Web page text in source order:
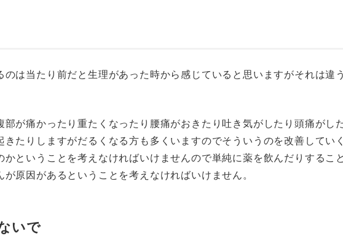
は当たり前だと生理があった時から感じていると思いますがそれは違う
が痛かったり重たくなったり腰痛がおきたり吐き気がしたり頭痛がし
きたりしますがだるくなる方も多くいますのでそういうのを改善してい
かということを考えなければいけませんので単純に薬を飲んだりするこ
原因があるということを考えなければいけません。
いで